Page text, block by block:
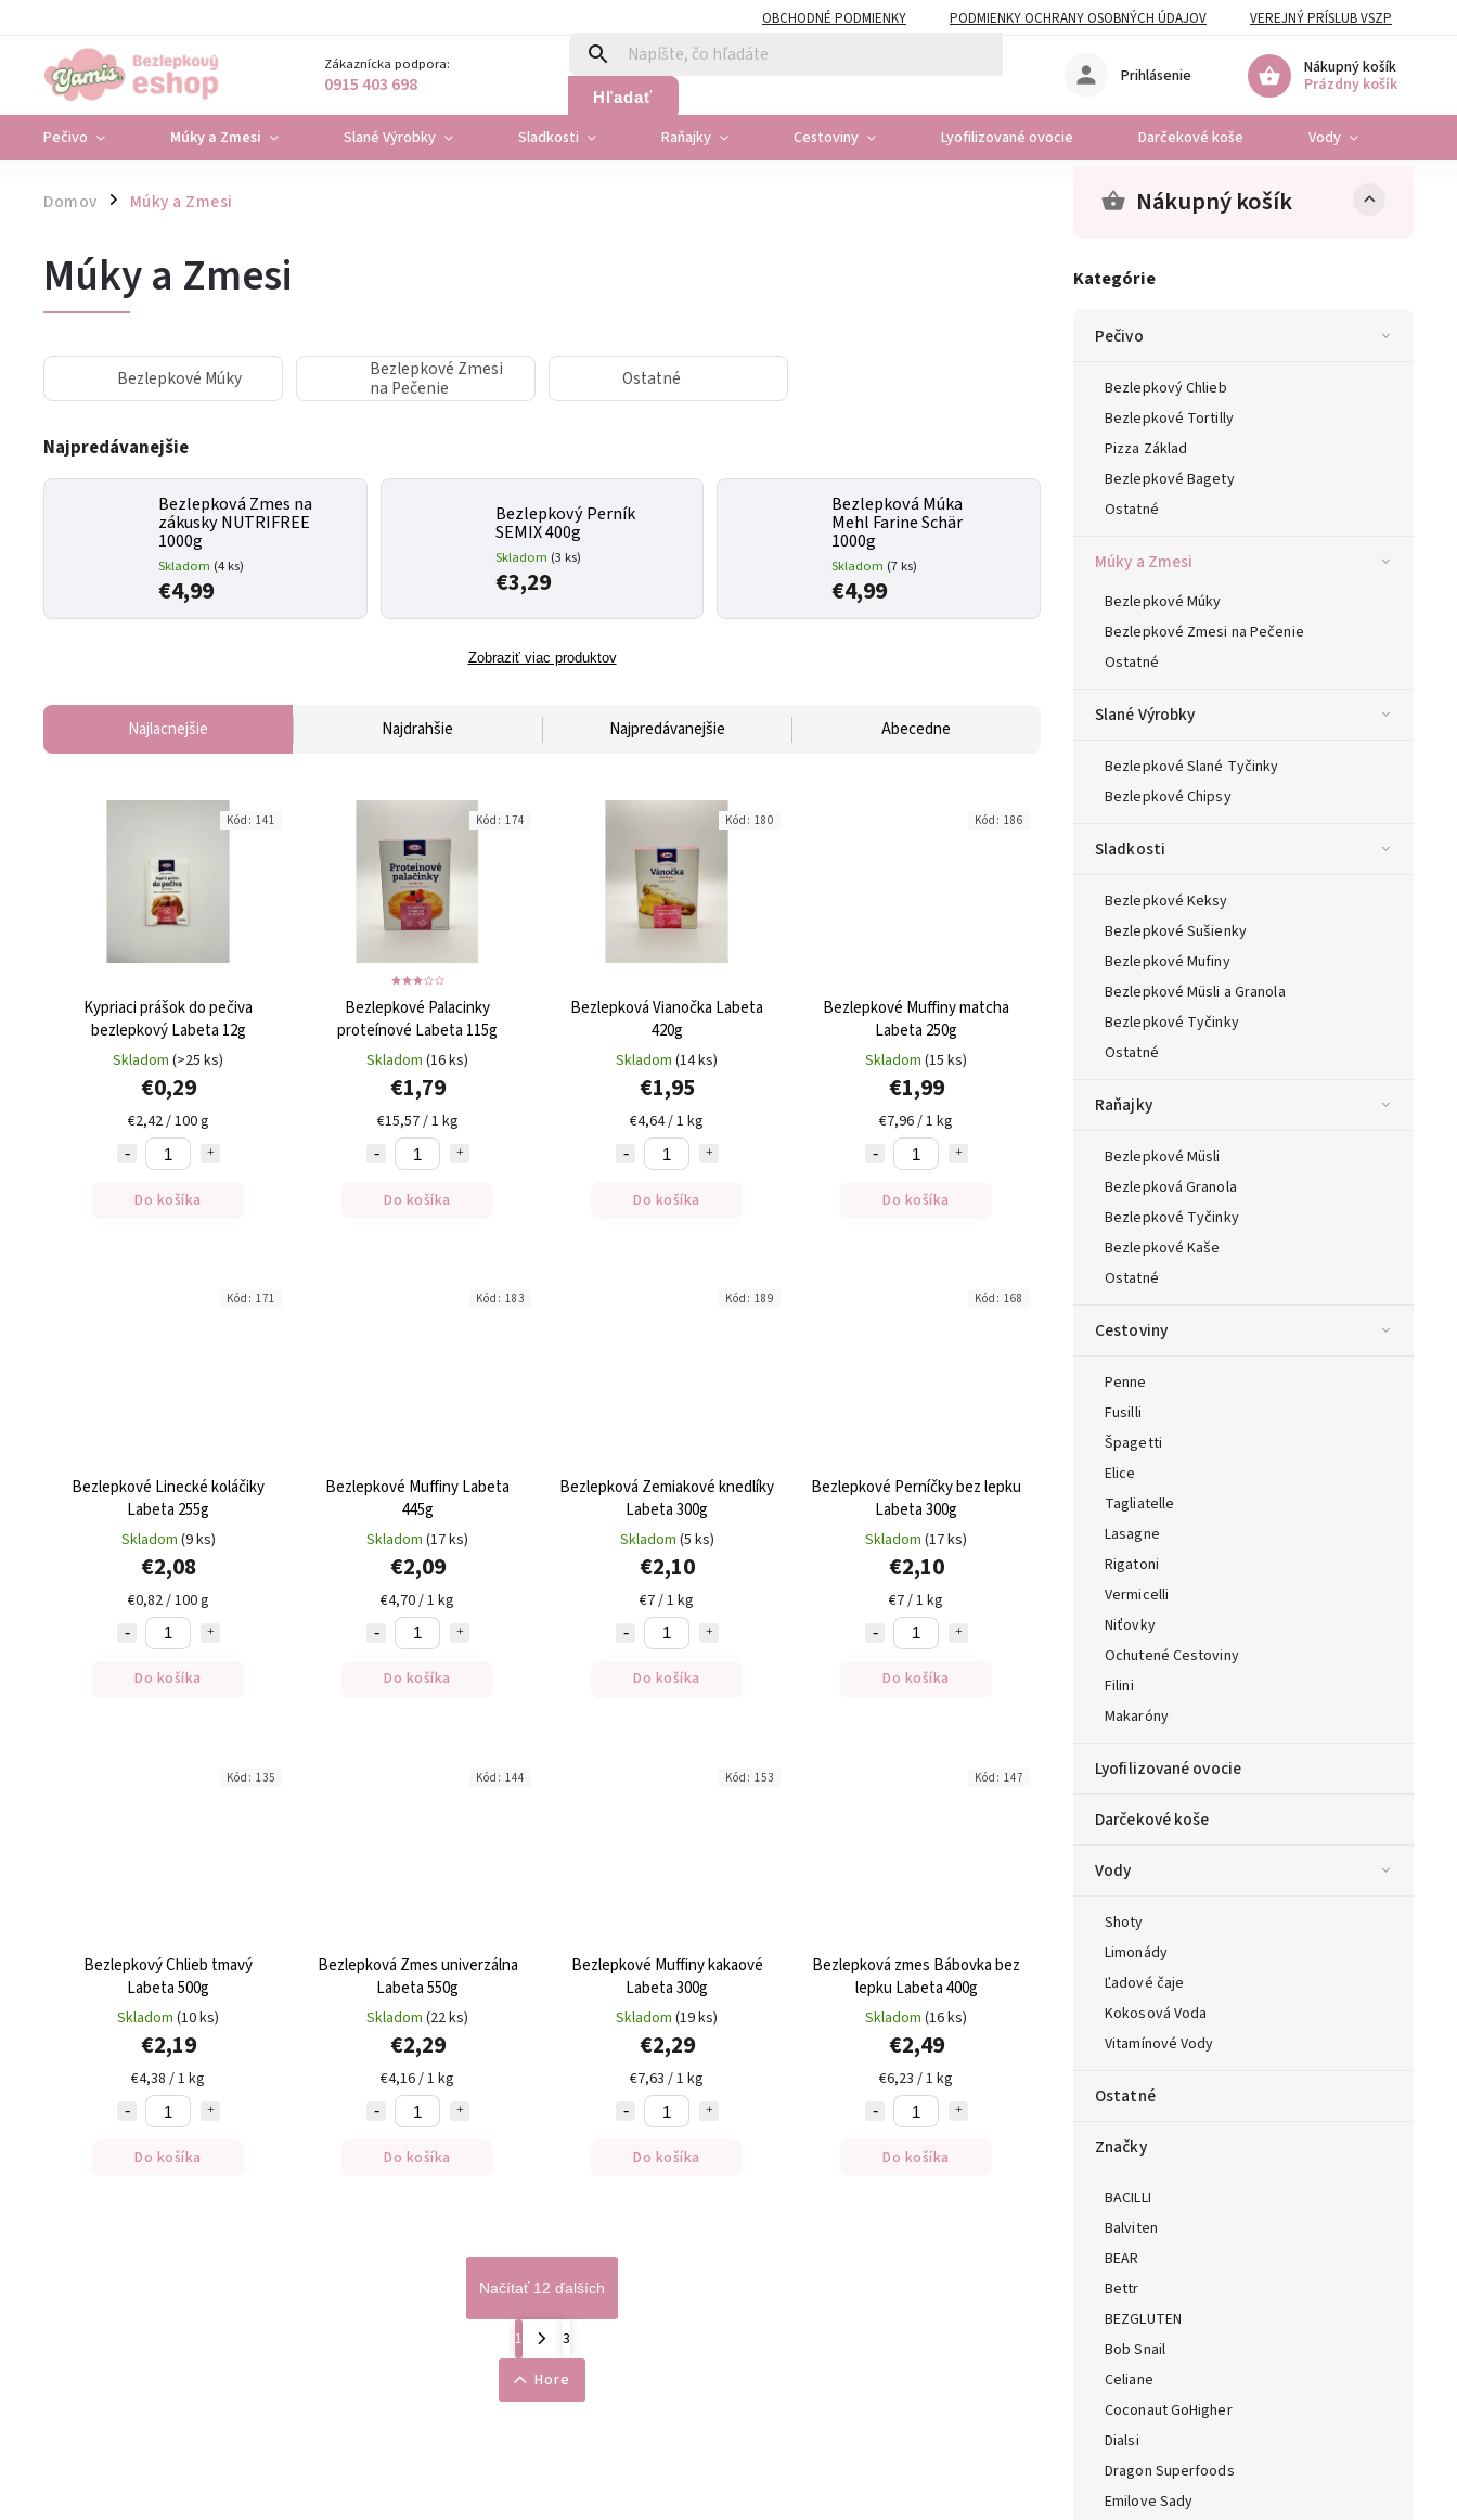
OBCHODNÉ PODMIENKY PODMIENKY OCHRANY OSOBNÝCH ÚDAJOV VEREJNÝ PRÍSLUB VSZP
Zákaznícka podpora:
0915 403 698 Hľadať
Nákupný košík
Prázdny košík
Prihlásenie
Pečivo Múky a Zmesi Slané Výrobky Sladkosti Raňajky Cestoviny Lyofilizované ovocie Darčekové koše Vody
Domov / Múky a Zmesi Nákupný košík
Kategórie
Pečivo
Bezlepkový Chlieb
Bezlepkové Tortilly
Pizza Základ
Bezlepkové Bagety
Ostatné
Múky a Zmesi
Bezlepkové Múky
Bezlepkové Zmesi na Pečenie
Ostatné
Slané Výrobky
Bezlepkové Slané Tyčinky
Bezlepkové Chipsy
Sladkosti
Bezlepkové Keksy
Bezlepkové Sušienky
Bezlepkové Mufiny
Bezlepkové Müsli a Granola
Bezlepkové Tyčinky
Ostatné
Raňajky
Bezlepkové Müsli
Bezlepková Granola
Bezlepkové Tyčinky
Bezlepkové Kaše
Ostatné
Cestoviny
Penne
Fusilli
Špagetti
Elice
Tagliatelle
Lasagne
Rigatoni
Vermicelli
Niťovky
Ochutené Cestoviny
Filini
Makaróny
Lyofilizované ovocie
Darčekové koše
Vody
Shoty
Limonády
Ľadové čaje
Kokosová Voda
Vitamínové Vody
Ostatné
Značky
BACILLI
Balviten
BEAR
Bettr
BEZGLUTEN
Bob Snail
Celiane
Coconaut GoHigher
Dialsi
Dragon Superfoods
Emilove Sady
Múky a Zmesi
Bezlepkové Múky
Bezlepkové Zmesi
na Pečenie
Ostatné
Najpredávanejšie
Bezlepková Zmes na
zákusky NUTRIFREE
1000g
Skladom (4 ks)
€4,99
Bezlepkový Perník
SEMIX 400g
Skladom (3 ks)
€3,29
Bezlepková Múka
Mehl Farine Schär
1000g
Skladom (7 ks)
€4,99
Zobraziť viac produktov
Najlacnejšie Najdrahšie Najpredávanejšie Abecedne
Kypriaci prášok do pečiva
bezlepkový Labeta 12g
Skladom (>25 ks)
€0,29
€2,42 / 100 g
Do košíka
Kód: 141
Bezlepkové Palacinky
proteínové Labeta 115g
Skladom (16 ks)
€1,79
€15,57 / 1 kg
Do košíka
Kód: 174
Bezlepková Vianočka Labeta
420g
Skladom (14 ks)
€1,95
€4,64 / 1 kg
Do košíka
Kód: 180
Bezlepkové Muffiny matcha
Labeta 250g
Skladom (15 ks)
€1,99
€7,96 / 1 kg
Do košíka
Kód: 186
Bezlepkové Linecké koláčiky
Labeta 255g
Skladom (9 ks)
€2,08
€0,82 / 100 g
Do košíka
Kód: 171
Bezlepkové Muffiny Labeta
445g
Skladom (17 ks)
€2,09
€4,70 / 1 kg
Do košíka
Kód: 183
Bezlepková Zemiakové knedlíky
Labeta 300g
Skladom (5 ks)
€2,10
€7 / 1 kg
Do košíka
Kód: 189
Bezlepkové Perníčky bez lepku
Labeta 300g
Skladom (17 ks)
€2,10
€7 / 1 kg
Do košíka
Kód: 168
Bezlepkový Chlieb tmavý
Labeta 500g
Skladom (10 ks)
€2,19
€4,38 / 1 kg
Do košíka
Kód: 135
Bezlepková Zmes univerzálna
Labeta 550g
Skladom (22 ks)
€2,29
€4,16 / 1 kg
Do košíka
Kód: 144
Bezlepkové Muffiny kakaové
Labeta 300g
Skladom (19 ks)
€2,29
€7,63 / 1 kg
Do košíka
Kód: 153
Bezlepková zmes Bábovka bez
lepku Labeta 400g
Skladom (16 ks)
€2,49
€6,23 / 1 kg
Do košíka
Kód: 147
Načítať 12 ďalších
1
3
Hore